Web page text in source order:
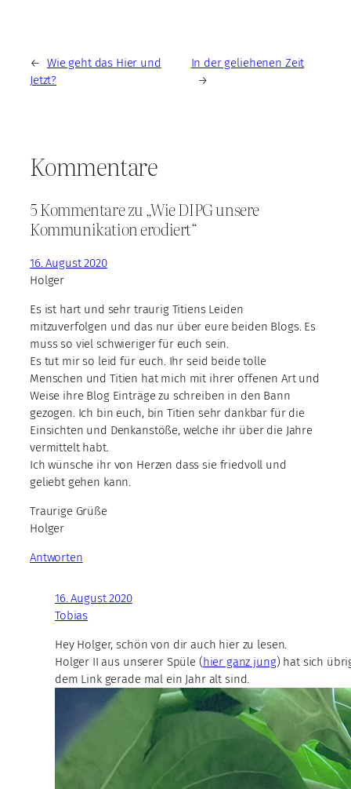
← Wie geht das Hier und
Jetzt?
In der geliehenen Zeit
→
Kommentare
5 Kommentare zu „Wie DIPG unsere
Kommunikation erodiert“
16. August 2020
Holger
Es ist hart und sehr traurig Titiens Leiden
mitzuverfolgen und das nur über eure beiden Blogs. Es
muss so viel schwieriger für euch sein.
Es tut mir so leid für euch. Ihr seid beide tolle
Menschen und Titien hat mich mit ihrer offenen Art und
Weise ihre Blog Einträge zu schreiben in den Bann
gezogen. Ich bin euch, bin Titien sehr dankbar für die
Einsichten und Denkanstöße, welche ihr über die Jahre
vermittelt habt.
Ich wünsche ihr von Herzen dass sie friedvoll und
geliebt gehen kann.
Traurige Grüße
Holger
Antworten
16. August 2020
Tobias
Hey Holger, schön von dir auch hier zu lesen.
Holger II aus unserer Spüle ( hier ganz jung) hat sich
dem Link gerade mal ein Jahr alt sind.